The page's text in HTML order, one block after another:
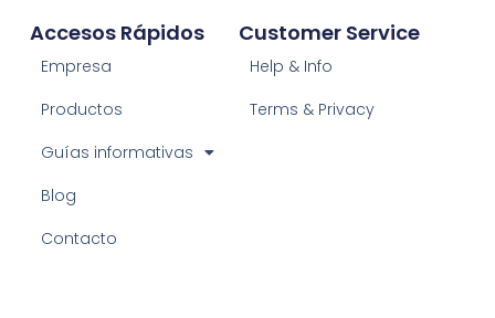
Customer Service
Help & Info
Terms & Privacy
Accesos Rápidos
Empresa
Productos
Guías informativas
Blog
Contacto